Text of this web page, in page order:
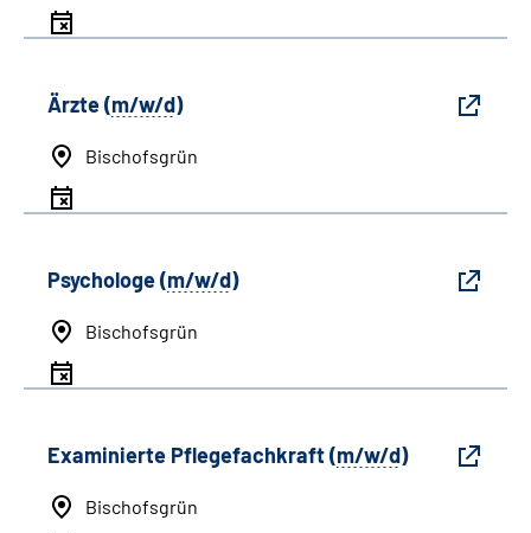
Ärzte (m/w/d)
Bischofsgrün
Psychologe (m/w/d)
Bischofsgrün
Examinierte Pflegefachkraft (m/w/d)
Bischofsgrün